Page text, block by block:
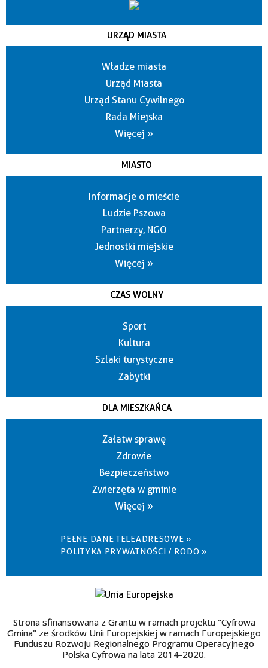
URZĄD MIASTA
Władze miasta
Urząd Miasta
Urząd Stanu Cywilnego
Rada Miejska
Więcej »
MIASTO
Informacje o mieście
Ludzie Pszowa
Partnerzy, NGO
Jednostki miejskie
Więcej »
CZAS WOLNY
Sport
Kultura
Szlaki turystyczne
Zabytki
DLA MIESZKAŃCA
Załatw sprawę
Zdrowie
Bezpieczeństwo
Zwierzęta w gminie
Więcej »
PEŁNE DANE TELEADRESOWE »
POLITYKA PRYWATNOŚCI / RODO »
Strona sfinansowana z Grantu w ramach projektu "Cyfrowa
Gmina" ze środków Unii Europejskiej w ramach Europejskiego
Funduszu Rozwoju Regionalnego Programu Operacyjnego
Polska Cyfrowa na lata 2014-2020.